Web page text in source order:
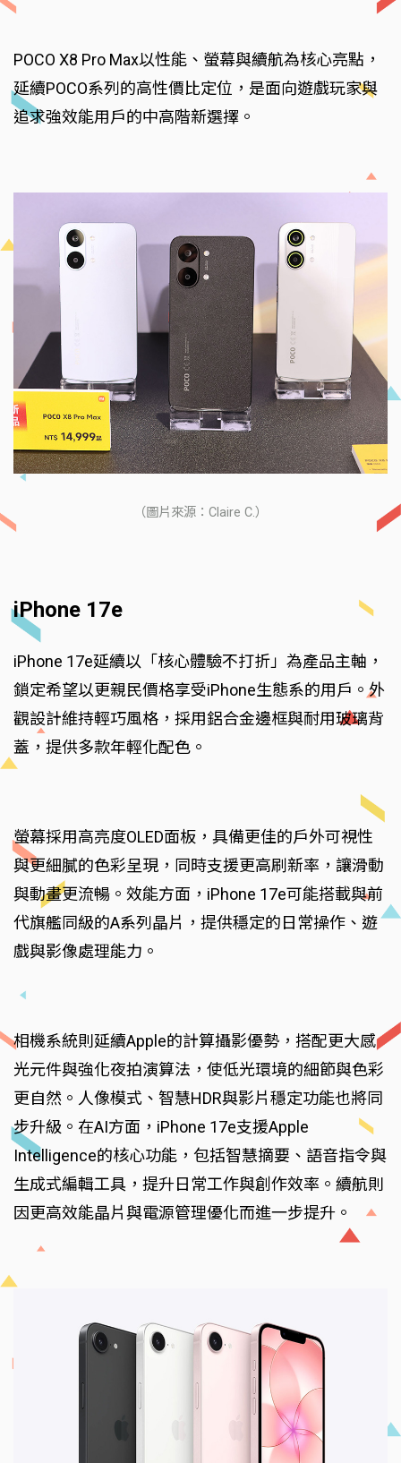
POCO X8 Pro Max以性能、螢幕與續航為核心亮點，
延續POCO系列的高性價比定位，是面向遊戲玩家與
追求強效能用戶的中高階新選擇。
（圖片來源：Claire C.）
iPhone 17e
iPhone 17e延續以「核心體驗不打折」為產品主軸，
鎖定希望以更親民價格享受iPhone生態系的用戶。外
觀設計維持輕巧風格，採用鋁合金邊框與耐用玻璃背
蓋，提供多款年輕化配色。
螢幕採用高亮度OLED面板，具備更佳的戶外可視性
與更細膩的色彩呈現，同時支援更高刷新率，讓滑動
與動畫更流暢。效能方面，iPhone 17e可能搭載與前
代旗艦同級的A系列晶片，提供穩定的日常操作、遊
戲與影像處理能力。
相機系統則延續Apple的計算攝影優勢，搭配更大感
光元件與強化夜拍演算法，使低光環境的細節與色彩
更自然。人像模式、智慧HDR與影片穩定功能也將同
步升級。在AI方面，iPhone 17e支援Apple
Intelligence的核心功能，包括智慧摘要、語音指令與
生成式編輯工具，提升日常工作與創作效率。續航則
因更高效能晶片與電源管理優化而進一步提升。